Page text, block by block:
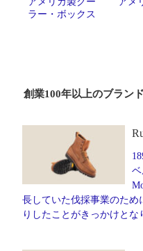
ラー・ボックス
創業100年以上のブラン
長していた伐採事業のため
りしたことがきっかけとな